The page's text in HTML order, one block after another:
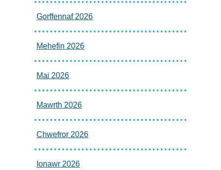
Gorffennaf 2026
Mehefin 2026
Mai 2026
Mawrth 2026
Chwefror 2026
Ionawr 2026